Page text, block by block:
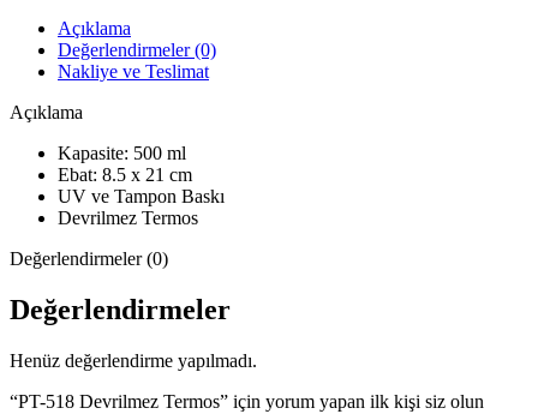
Açıklama
Değerlendirmeler (0)
Nakliye ve Teslimat
Açıklama
Kapasite: 500 ml
Ebat: 8.5 x 21 cm
UV ve Tampon Baskı
Devrilmez Termos
Değerlendirmeler (0)
Değerlendirmeler
Henüz değerlendirme yapılmadı.
“PT-518 Devrilmez Termos” için yorum yapan ilk kişi siz olun